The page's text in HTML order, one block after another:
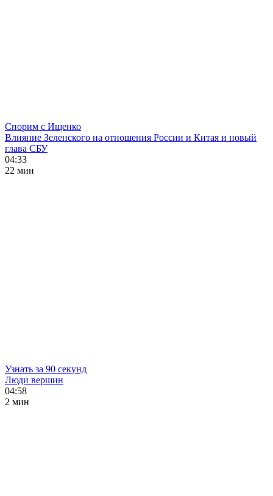
Спорим с Ищенко
Влияние Зеленского на отношения России и Китая и новый
глава СБУ
04:33
22 мин
Узнать за 90 секунд
Люди вершин
04:58
2 мин